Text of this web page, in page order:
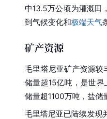
中13.5万公顷为灌溉田
到气候变化和极端天气
矿产资源
毛里塔尼亚矿产资源较
储量超15亿吨，是世
储量超1100万吨，盐
毛里塔尼亚已陆续发现